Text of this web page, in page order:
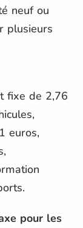
neuf ou
plusieurs
fixe de 2,76
euros,
pour les